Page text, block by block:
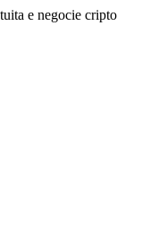
e negocie cripto